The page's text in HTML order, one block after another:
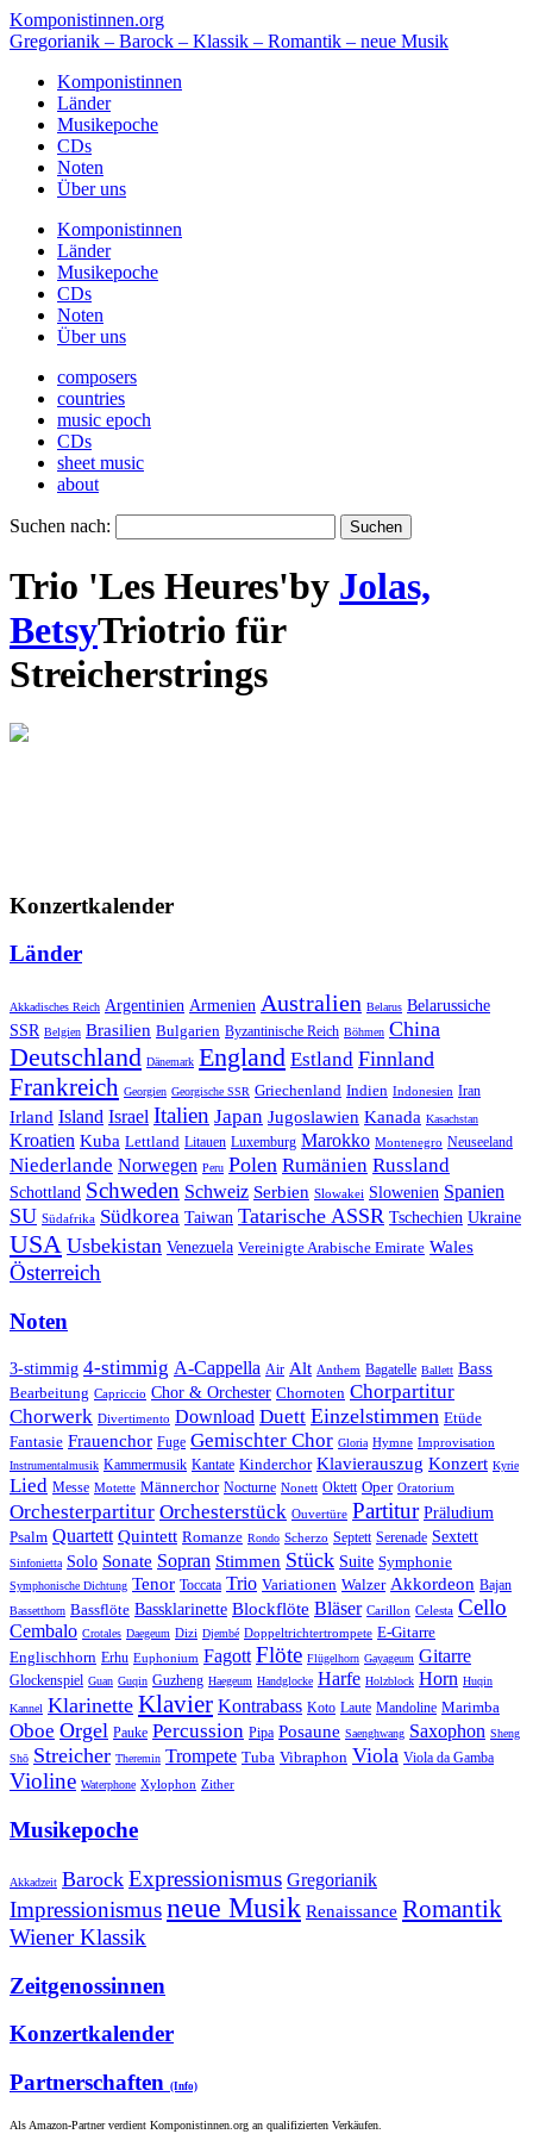
Komponistinnen.org
Gregorianik – Barock – Klassik – Romantik – neue Musik
Komponistinnen
Länder
Musikepoche
CDs
Noten
Über uns
Komponistinnen
Länder
Musikepoche
CDs
Noten
Über uns
composers
countries
music epoch
CDs
sheet music
about
Suchen nach:
Trio 'Les Heures'by Jolas,
BetsyTriotrio für
Streicherstrings
Konzertkalender
Länder
Akkadisches Reich Argentinien Armenien Australien Belarus Belarussiche
SSR Belgien Brasilien Bulgarien Byzantinische Reich Böhmen China
Deutschland Dänemark England Estland Finnland
Frankreich Georgien Georgische SSR Griechenland Indien Indonesien Iran
Irland Island Israel Italien Japan Jugoslawien Kanada Kasachstan
Kroatien Kuba Lettland Litauen Luxemburg Marokko Montenegro Neuseeland
Niederlande Norwegen Peru Polen Rumänien Russland
Schottland Schweden Schweiz Serbien Slowakei Slowenien Spanien
SU Südafrika Südkorea Taiwan Tatarische ASSR Tschechien Ukraine
USA Usbekistan Venezuela Vereinigte Arabische Emirate Wales
Österreich
Noten
3-stimmig 4-stimmig A-Cappella Air Alt Anthem Bagatelle Ballett Bass
Bearbeitung Capriccio Chor & Orchester Chornoten Chorpartitur
Chorwerk Divertimento Download Duett Einzelstimmen Etüde
Fantasie Frauenchor Fuge Gemischter Chor Gloria Hymne Improvisation
Instrumentalmusik Kammermusik Kantate Kinderchor Klavierauszug Konzert Kyrie
Lied Messe Motette Männerchor Nocturne Nonett Oktett Oper Oratorium
Orchesterpartitur Orchesterstück Ouvertüre Partitur Präludium
Psalm Quartett Quintett Romanze Rondo Scherzo Septett Serenade Sextett
Sinfonietta Solo Sonate Sopran Stimmen Stück Suite Symphonie
Symphonische Dichtung Tenor Toccata Trio Variationen Walzer Akkordeon Bajan
Bassetthorn Bassflöte Bassklarinette Blockflöte Bläser Carillon Celesta Cello
Cembalo Crotales Daegeum Dizi Djembé Doppeltrichtertrompete E-Gitarre
Englischhorn Erhu Euphonium Fagott Flöte Flügelhorn Gayageum Gitarre
Glockenspiel Guan Guqin Guzheng Haegeum Handglocke Harfe Holzblock Horn Huqin
Kannel Klarinette Klavier Kontrabass Koto Laute Mandoline Marimba
Oboe Orgel Pauke Percussion Pipa Posaune Saenghwang Saxophon Sheng
Shō Streicher Theremin Trompete Tuba Vibraphon Viola Viola da Gamba
Violine Waterphone Xylophon Zither
Musikepoche
Akkadzeit Barock Expressionismus Gregorianik
Impressionismusneue Musik Renaissance Romantik
Wiener Klassik
Zeitgenossinnen
Konzertkalender
Partnerschaften (Info)
Als Amazon-Partner verdient Komponistinnen.org an qualifizierten Verkäufen.